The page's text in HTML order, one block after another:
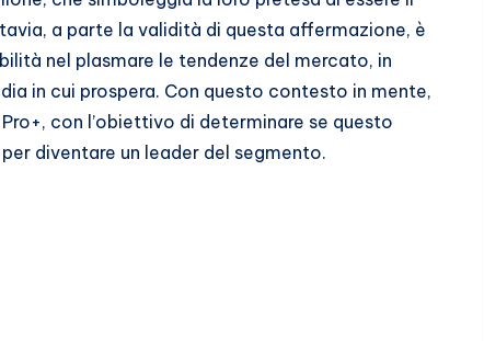
a parte la validità di questa affermazione, è
nel plasmare le tendenze del mercato, in
in cui prospera. Con questo contesto in mente,
con l’obiettivo di determinare se questo
diventare un leader del segmento.